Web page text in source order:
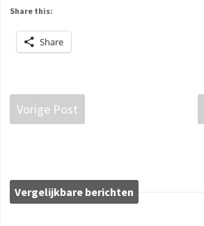
Share this:
Share
Vorige Post
Vergelijkbare berichten